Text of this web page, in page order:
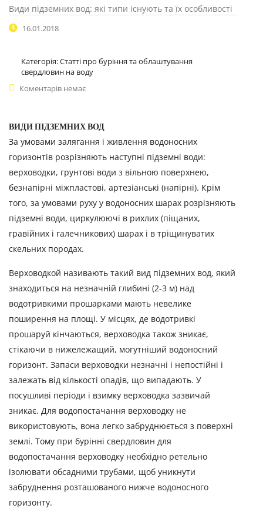
Види підземних вод: які типи існують та їх особливості
16.01.2018
Категорія:Статті про буріння та облаштування
свердловин на воду
Коментарів немає
ВИДИ ПІДЗЕМНИХ ВОД
За умовами залягання і живлення водоносних
горизонтів розрізняють наступні підземні води:
верховодки, грунтові води з вільною поверхнею,
безнапірні міжпластові, артезіанські (напірні). Крім
того, за умовами руху у водоносних шарах розрізняють
підземні води, циркулюючі в рихлих (піщаних,
гравійних і галечникових) шарах і в тріщинуватих
скельних породах.
Верховодкой називають такий вид підземних вод, який
знаходиться на незначній глибині (2-3 м) над
водотривкими прошарками мають невелике
поширення на площі. У місцях, де водотривкі
прошаруй кінчаються, верховодка також зникає,
стікаючи в нижележащий, могутніший водоносний
горизонт. Запаси верховодки незначні і непостійні і
залежать від кількості опадів, що випадають. У
посушливі періоди і взимку верховодка зазвичай
зникає. Для водопостачання верховодку не
використовують, вона легко забруднюється з поверхні
землі. Тому при бурінні свердловин для
водопостачання верховодку необхідно ретельно
ізолювати обсадними трубами, щоб уникнути
забруднення розташованого нижче водоносного
горизонту.